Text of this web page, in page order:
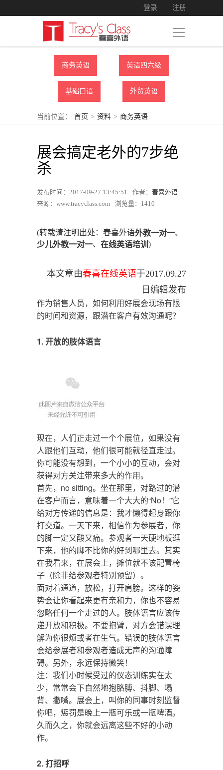
登录 注册
商务英语 英语四六级
基础口语 外贸英语
当前位置： 首页 > 资料 > 商务英语
展会搞定老外的7步绝
杀
发布时间：2017-09-27 13:45:51 作者： 春喜外语
来源：www.tracyclass.com
浏览量： 1410
(转载请注明出处：春喜外语外教一对一、
少儿外教一对一、 在线英语培训 )
本文章由春喜在线英语于2017.09.27
日编辑发布
作为销售人员，如何利用好展会现场有限
的时间和资源，跟潜在客户有效沟通呢？
1. 开放的肢体语言
现在，人们正走过一个个展位，如果没有
人跟他们互动，他们很可能就径直走过。
你可能没有想到，一个小小的互动，会对
获得对方关注带来多大的作用。
首先，no sitting。坐在那里，对路过的潜
在客户而言，意味着一个大大的“No！”它
给对方传递的信息是：我才懒得起身跟你
打交道。一天下来，相信作为参展者，你
的脚一定又酸又痛。参观者一天硬地板逛
下来，他的脚不比你的好到哪里去。其实
在我看来，在展会上，摊位就不该配置椅
子（除非给参观者特别预留）。
面对着通道，放松，打开肩膀。这样的姿
势会让你看起来更有亲和力，你也不容易
忽略任何一个走过的人。肢体语言应该传
递开放和积极。不要抱臂，对方会错误理
解为你很烦或者在生气。错误的肢体语言
会给参展者和参观者造成无声的沟通障
碍。另外，永远保持微笑！
注：我们小时候受过的仪态训练实在太
少，常常会下自然地抱胳膊、抖脚、塌
背、撇嘴。展会上，叫你的同事时刻监督
你吧，惩罚是晚上一瓶可乐或一瓶啤酒。
久而久之，你就会远离这些不好的小动
作。
2. 打招呼